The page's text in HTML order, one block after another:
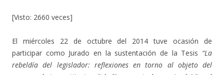
[Visto: 2660 veces]
El miércoles 22 de octubre del 2014 tuve ocasión de
participar como Jurado en la sustentación de la Tesis “La
rebeldía del legislador: reflexiones en torno al objeto del